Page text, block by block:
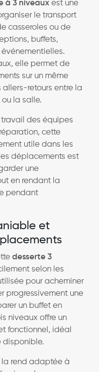
à 3 niveaux est une
le transport
casseroles ou de
buffets,
elle permet de
sur un même
retours entre la
ou la salle.
des équipes
cette
utile dans les
déplacements est
une
en rendant la
pendant
et
desserte 3
selon les
pour acheminer
progressivement une
un buffet en
niveaux offre un
fonctionnel, idéal
disponible.
rend adaptée à